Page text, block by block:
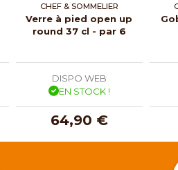
CHEF & SOMMELIER
Verre à pied open up
round 37 cl - par 6
DISPO WEB
EN STOCK !
64,90 €